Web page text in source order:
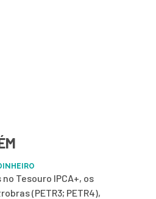
Tesouro IPCA+, os
(PETR3; PETR4),